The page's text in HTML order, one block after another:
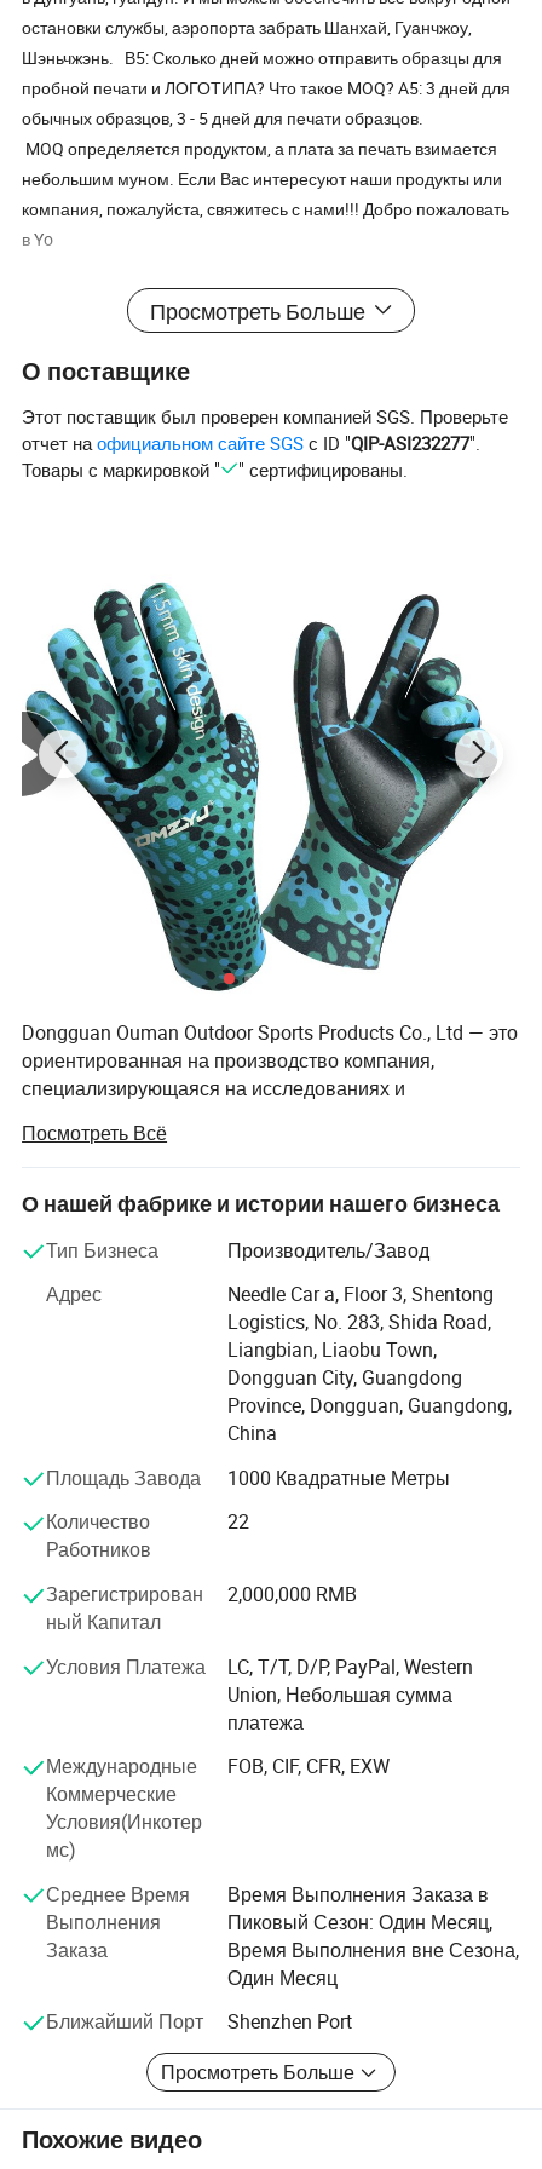
остановки службы, аэропорта забрать Шанхай, Гуанчжоу,
Шэньчжэнь. В5: Сколько дней можно отправить образцы для
пробной печати и ЛОГОТИПА? Что такое MOQ? A5: 3 дней для
обычных образцов, 3 - 5 дней для печати образцов.
MOQ определяется продуктом, а плата за печать взимается
небольшим муном. Если Вас интересуют наши продукты или
компания, пожалуйста, свяжитесь с нами!!! Добро пожаловать
в Yo
Просмотреть Больше
О поставщике
Этот поставщик был проверен компанией SGS. Проверьте
отчет наофициальном сайте SGS с ID "QIP-ASI232277".
Товары с маркировкой "
" сертифицированы.
Dongguan Ouman Outdoor Sports Products Co., Ltd — это
ориентированная на производство компания,
специализирующаяся на исследованиях и
продаже водных спортивных товаров и мешков для
гольфа. Компания была официально
зарегистрирована в августе 2011 года, с 11-летним
основном занимается гольфом, дайвингом, дайвингом,
дайвингом, дайвингом, дайвингом, неопреновые
изделия, антиприхватный ремень.
Завод использует передовую четырехигольчатую
шестинитчатую сшивку, слепую швейную машину
после склеивания как основное шитье, качество
SBR/CR неопрена и лайкру и другие импортированные
ткани, может обеспечить производство
высококачественной, мелкой, нулевой дефектов
качества продукции.
высококачественной защитой от воздействия
окружающей среды, полиуретановой, натуральной,
нейлоновой, разработкой, дизайном, продукция,
выпускаемой и продажная в целом, охватывает сумки
для гольфа, клубные рукава, сумку для крепления и
B: SBR/CR (обычно называемый водолазным
материалом) в основном занимается различными
продуктами, в которых ДОМИНИРУЕТ НЕОПРЕН.
SBR. Ч. Это разновидность синтетического материала,
такого как пеноматериал, который является
деликатным, мягким, эластичным,
водонепроницаемым, ударопрочный, теплый,
защитный и профилактический материал.
В число основных бизнес-возможностей нашей
компании входят: 1 гидрокостюмов: Костюм для
дайвинга, костюм для серфинга, дайвинг-жилет,
перчатки для дайвинга, носки для дайвинга и другое
оборудование для водного спорта. 2. Серия
Посмотреть Всё
О нашей фабрике и истории нашего бизнеса
Тип Бизнеса
Производитель/Завод
Адрес
Needle Car a, Floor 3, Shentong
Logistics, No. 283, Shida Road,
Liangbian, Liaobu Town,
Dongguan City, Guangdong
Province, Dongguan, Guangdong,
China
Площадь Завода
1000 Квадратные Метры
Количество
Работников
22
Зарегистрирован
ный Капитал
2,000,000 RMB
Условия Платежа
LC, T/T, D/P, PayPal, Western
Union, Небольшая сумма
платежа
Международные
Коммерческие
Условия(Инкотер
мс)
FOB, CIF, CFR, EXW
Среднее Время
Выполнения
Заказа
Время Выполнения Заказа в
Пиковый Сезон: Один Месяц,
Время Выполнения вне Сезона,
Один Месяц
Ближайший Порт
Shenzhen Port
Просмотреть Больше
Похожие видео